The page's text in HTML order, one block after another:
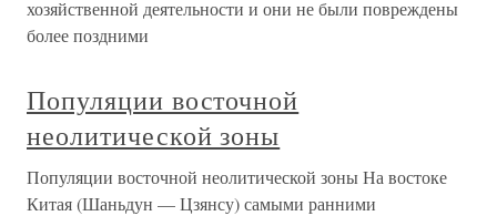
хозяйственной деятельности и они не были повреждены
более поздними
Популяции восточной
неолитической зоны
Популяции восточной неолитической зоны На востоке
Китая (Шаньдун — Цзянсу) самыми ранними